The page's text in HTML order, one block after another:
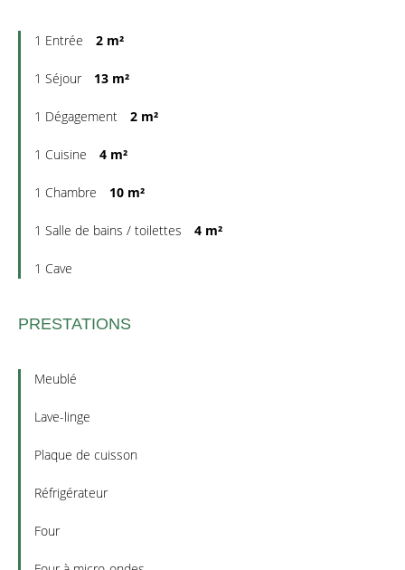
1 Entrée 2 m²
1 Séjour 13 m²
1 Dégagement 2 m²
1 Cuisine 4 m²
1 Chambre 10 m²
1 Salle de bains / toilettes 4 m²
1 Cave
PRESTATIONS
Meublé
Lave-linge
Plaque de cuisson
Réfrigérateur
Four